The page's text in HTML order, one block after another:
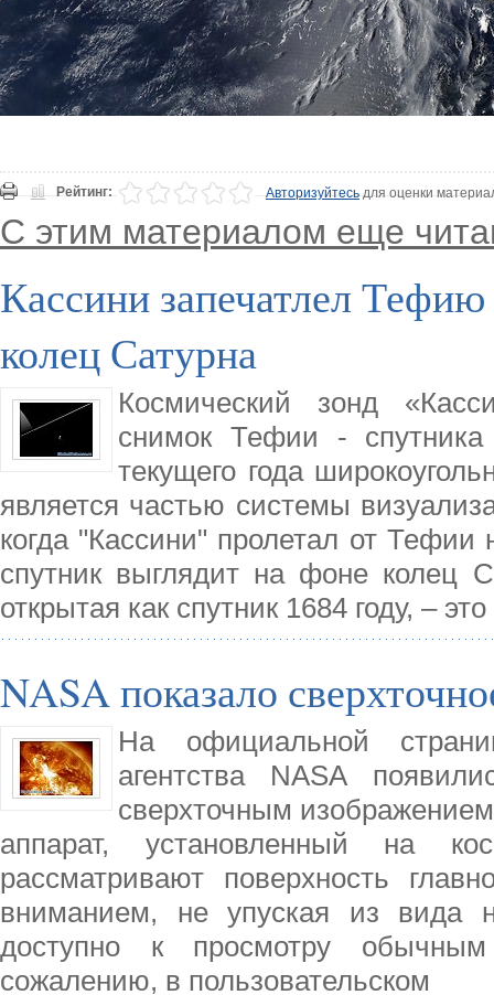
Рейтинг: Авторизуйтесьдля оценки
С этим материалом еще
Кассини запечатлел
колец Сатурна
Космический зонд
снимок Тефии -
текущего года
является частью системы
когда "Кассини" пролетал от
спутник выглядит на фоне колец
открытая как спутник 1684 году, –
NASA показало
На официальной
агентства NASA
сверхточным
аппарат, установленный на
рассматривают поверхность
вниманием, не упуская из вида
доступно к просмотру
сожалению, в пользовательском